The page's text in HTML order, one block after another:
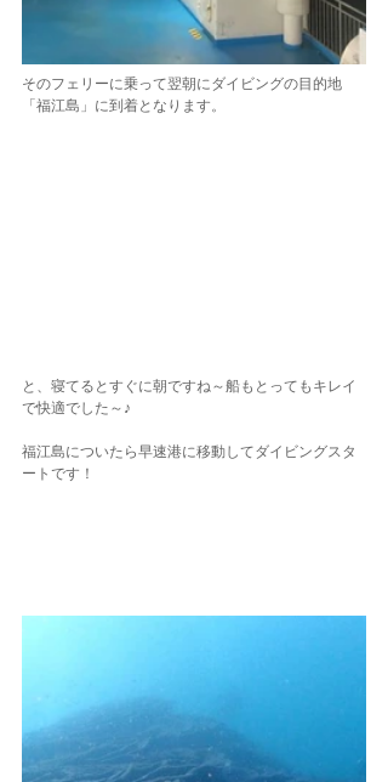
そのフェリーに乗って翌朝にダイビングの目的地
「福江島」に到着となります。
と、寝てるとすぐに朝ですね～船もとってもキレイ
で快適でした～♪
福江島についたら早速港に移動してダイビングスタ
ートです！